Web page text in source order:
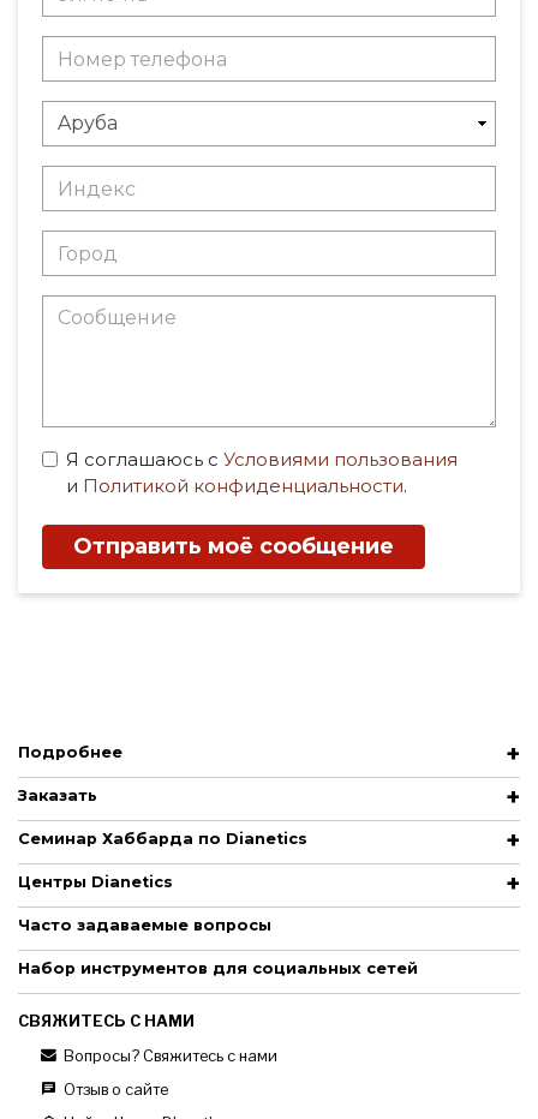
Я соглашаюсь с Условиями пользования
и Политикой конфиденциальности.
Отправить моё сообщение
Подробнее
Заказать
Семинар Хаббарда по Dianetics
Центры Dianetics
Часто задаваемые вопросы
Набор инструментов для социальных сетей
СВЯЖИТЕСЬ С НАМИ
Вопросы? Свяжитесь с нами
Отзыв о сайте